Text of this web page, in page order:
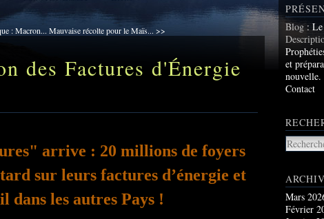
: Macron... Mauvaise récolte pour le Maïs... >>
des Factures d'Énergie
arrive : 20 millions de foyers
sur leurs factures d’énergie et
dans les autres Pays !
Blog :
et
nouvelle.
Contact
Mars
Février